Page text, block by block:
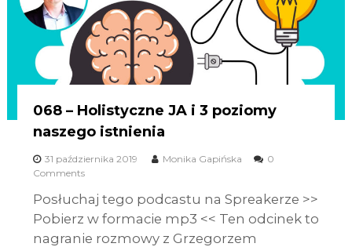
068 – Holistyczne JA i 3 poziomy
naszego istnienia
31 października 2019 Monika Gapińska
0
Comments
Posłuchaj tego podcastu na Spreakerze >>
Pobierz w formacie mp3 << Ten odcinek to
nagranie rozmowy z Grzegorzem